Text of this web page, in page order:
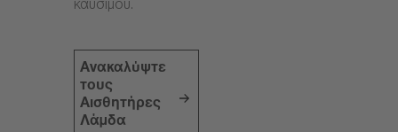
καυσίμου.
Ανακαλύψτε
τους
Αισθητήρες
Λάμδα